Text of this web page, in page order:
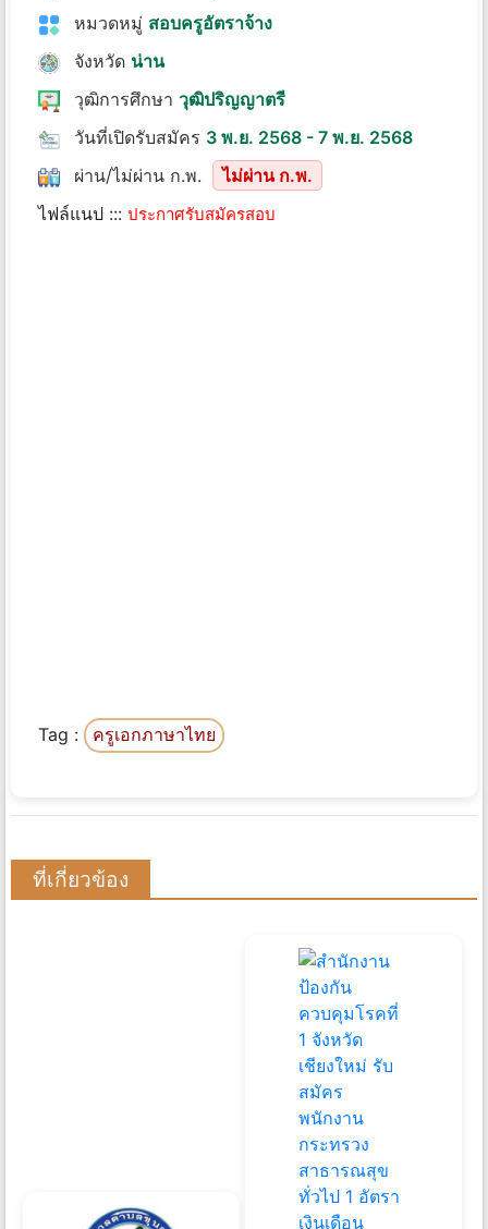
หมวดหมู่ สอบครูอัตราจ้าง
จังหวัด น่าน
วุฒิการศึกษา วุฒิปริญญาตรี
วันที่เปิดรับสมัคร 3 พ.ย. 2568 - 7 พ.ย. 2568
ผ่าน/ไม่ผ่าน ก.พ.
ไม่ผ่าน ก.พ.
ไฟล์แนป ::: ประกาศรับสมัครสอบ
Tag : ครูเอกภาษาไทย
ที่เกี่ยวข้อง